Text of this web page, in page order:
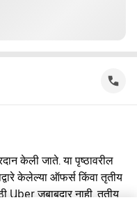
केली जाते. या पृष्ठावरील
केलेल्या ऑफर्स किंवा तृतीय
Uber जबाबदार नाही. तृतीय